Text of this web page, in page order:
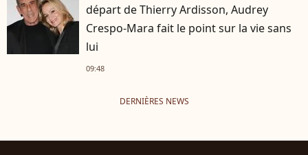
départ de Thierry Ardisson, Audrey
Crespo-Mara fait le point sur la vie sans
lui
09:48
DERNIÈRES NEWS